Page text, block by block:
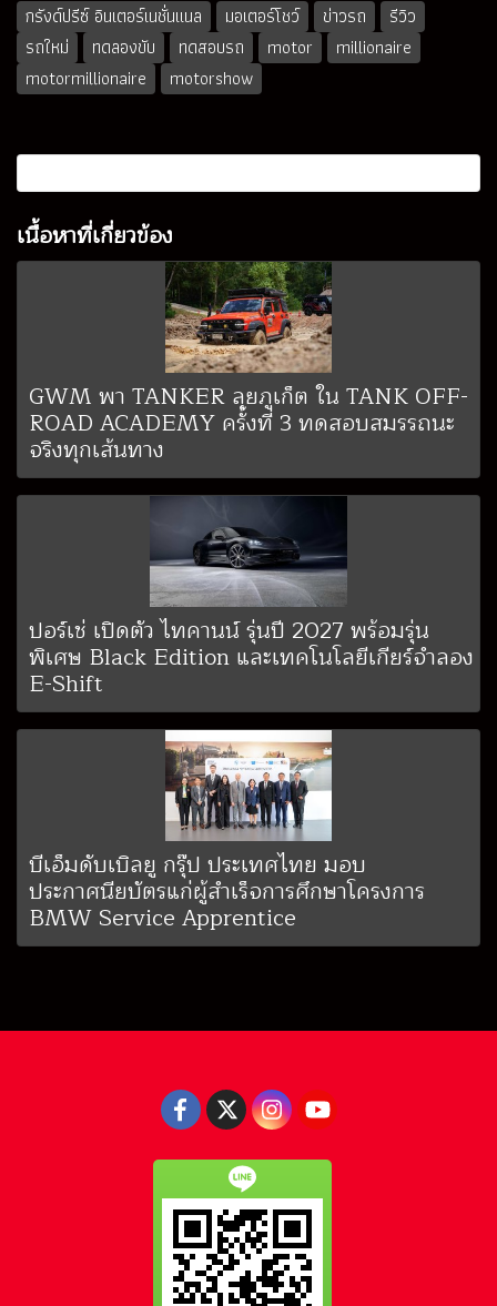
กรังด์ปรีซ์ อินเตอร์เนชั่นแนล มอเตอร์โชว์ ข่าวรถ
รีวิว
รถใหม่
ทดลองขับ ทดสอบรถ motor
millionaire
motormillionaire
motorshow
เนื้อหาที่เกี่ยวข้อง
GWM พา TANKER ลุยภูเก็ต ใน TANK OFF-
ROAD ACADEMY ครั้งที่ 3 ทดสอบสมรรถนะ
จริงทุกเส้นทาง
ปอร์เช่ เปิดตัว ไทคานน์ รุ่นปี 2027 พร้อมรุ่น
พิเศษ Black Edition และเทคโนโลยีเกียร์จำลอง
E-Shift
บีเอ็มดับเบิลยู กรุ๊ป ประเทศไทย มอบ
ประกาศนียบัตรแก่ผู้สำเร็จการศึกษาโครงการ
BMW Service Apprentice